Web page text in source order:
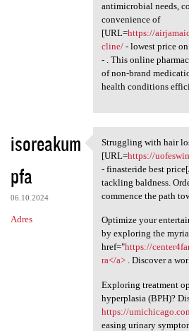
antimicrobial needs,
convenience of
[URL=https://
cline/- lowest price
- . This online
of non-brand
health conditions
isoreakum
pfa
06.10.2024
Adres
Struggling with
Struggling with hair
[URL=https://
- finasteride best
tackling baldness.
commence the path
Optimize your
by exploring the
href="https://
ra</a>. Discover a
Exploring treatment
hyperplasia (BPH)?
https://
easing urinary